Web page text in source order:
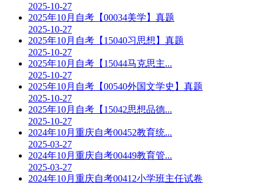
2025-10-27
2025年10月自考【00034美学】真题
2025-10-27
2025年10月自考【15040习思想】真题
2025-10-27
2025年10月自考【15044马克思主...
2025-10-27
2025年10月自考【00540外国文学史】真题
2025-10-27
2025年10月自考【15042思想品德...
2025-10-27
2024年10月重庆自考00452教育统...
2025-03-27
2024年10月重庆自考00449教育管...
2025-03-27
2024年10月重庆自考00412小学班主任试卷